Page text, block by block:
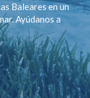
Baleares en un
Ayúdanos a